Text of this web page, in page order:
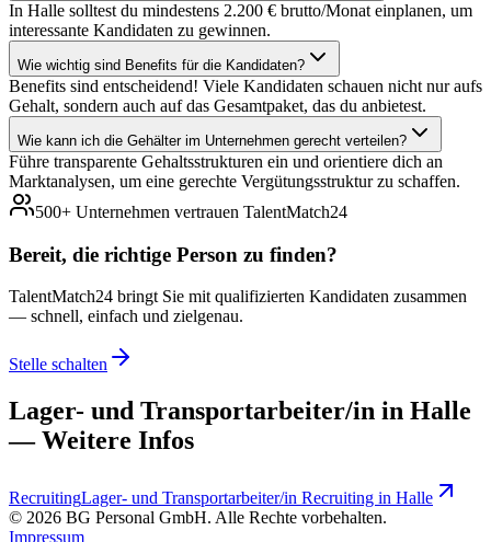
In Halle solltest du mindestens 2.200 € brutto/Monat einplanen, um
interessante Kandidaten zu gewinnen.
Wie wichtig sind Benefits für die Kandidaten?
Benefits sind entscheidend! Viele Kandidaten schauen nicht nur aufs
Gehalt, sondern auch auf das Gesamtpaket, das du anbietest.
Wie kann ich die Gehälter im Unternehmen gerecht verteilen?
Führe transparente Gehaltsstrukturen ein und orientiere dich an
Marktanalysen, um eine gerechte Vergütungsstruktur zu schaffen.
500+ Unternehmen vertrauen TalentMatch24
Bereit, die richtige Person zu finden?
TalentMatch24 bringt Sie mit qualifizierten Kandidaten zusammen
— schnell, einfach und zielgenau.
Stelle schalten
Lager- und Transportarbeiter/in in Halle
— Weitere Infos
RecruitingLager- und Transportarbeiter/in Recruiting in Halle
© 2026 BG Personal GmbH. Alle Rechte vorbehalten.
Impressum